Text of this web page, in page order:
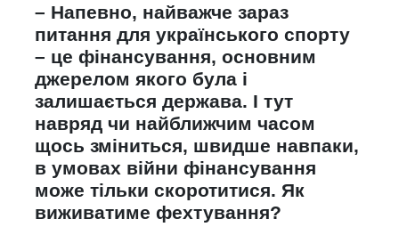
– Напевно, найважче зараз
питання для українського спорту
– це фінансування, основним
джерелом якого була і
залишається держава. І тут
навряд чи найближчим часом
щось зміниться, швидше навпаки,
в умовах війни фінансування
може тільки скоротитися. Як
виживатиме фехтування?